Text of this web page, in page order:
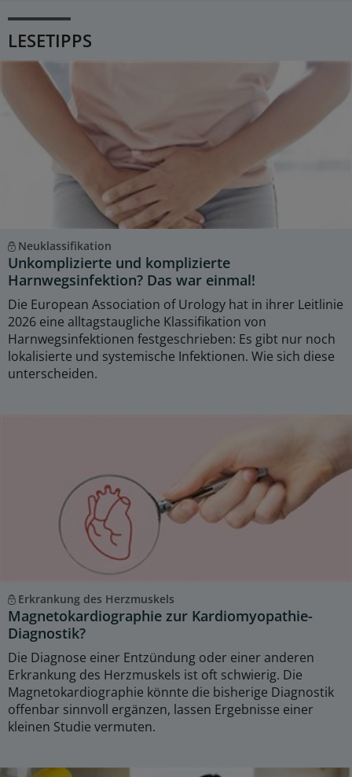
LESETIPPS
Neuklassifikation
Unkomplizierte und komplizierte
Harnwegsinfektion? Das war einmal!
Die European Association of Urology hat in ihrer Leitlinie
2026 eine alltagstaugliche Klassifikation von
Harnwegsinfektionen festgeschrieben: Es gibt nur noch
lokalisierte und systemische Infektionen. Wie sich diese
unterscheiden.
Erkrankung des Herzmuskels
Magnetokardiographie zur Kardiomyopathie-
Diagnostik?
Die Diagnose einer Entzündung oder einer anderen
Erkrankung des Herzmuskels ist oft schwierig. Die
Magnetokardiographie könnte die bisherige Diagnostik
offenbar sinnvoll ergänzen, lassen Ergebnisse einer
kleinen Studie vermuten.